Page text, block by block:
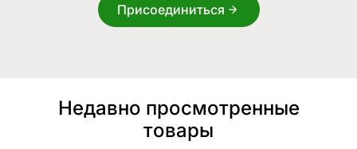
Присоединиться
Недавно просмотренные
товары